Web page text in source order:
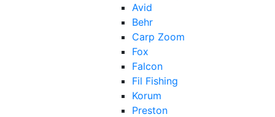
Avid
Behr
Carp Zoom
Fox
Falcon
Fil Fishing
Korum
Preston